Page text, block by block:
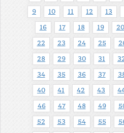
9 10 11 12 13
16 17 18 19 20
22 23 24 25
28 29 30 31
34 35 36 37
40 41 42 43
46 47 48 49
52 53 54 55